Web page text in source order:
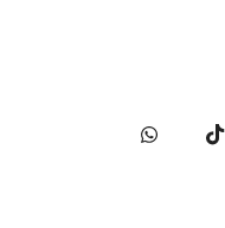
Tiktok